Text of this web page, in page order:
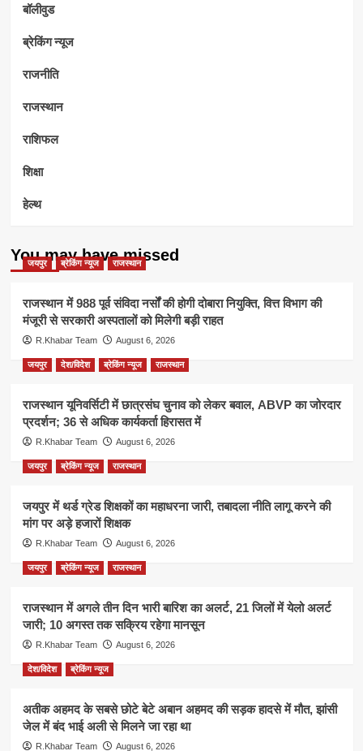
बॉलीवुड
ब्रेकिंग न्यूज
राजनीति
राजस्थान
राशिफल
शिक्षा
हेल्थ
You may have missed
जयपुर ब्रेकिंग न्यूज राजस्थान
राजस्थान में 988 पूर्व संविदा नर्सों की होगी दोबारा नियुक्ति, वित्त विभाग की
मंजूरी से सरकारी अस्पतालों को मिलेगी बड़ी राहत
R.Khabar Team August 6, 2026
जयपुर देश/विदेश ब्रेकिंग न्यूज राजस्थान
राजस्थान यूनिवर्सिटी में छात्रसंघ चुनाव को लेकर बवाल, ABVP का जोरदार
प्रदर्शन; 36 से अधिक कार्यकर्ता हिरासत में
R.Khabar Team August 6, 2026
जयपुर ब्रेकिंग न्यूज राजस्थान
जयपुर में थर्ड ग्रेड शिक्षकों का महाधरना जारी, तबादला नीति लागू करने की
मांग पर अड़े हजारों शिक्षक
R.Khabar Team August 6, 2026
जयपुर ब्रेकिंग न्यूज राजस्थान
राजस्थान में अगले तीन दिन भारी बारिश का अलर्ट, 21 जिलों में येलो अलर्ट
जारी; 10 अगस्त तक सक्रिय रहेगा मानसून
R.Khabar Team August 6, 2026
देश/विदेश ब्रेकिंग न्यूज
अतीक अहमद के सबसे छोटे बेटे अबान अहमद की सड़क हादसे में मौत, झांसी
जेल में बंद भाई अली से मिलने जा रहा था
R.Khabar Team August 6, 2026